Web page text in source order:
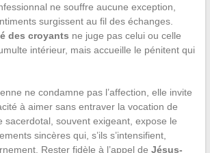
ne souffre aucune exception,
surgissent au fil des échanges.
des croyants ne juge pas celui ou celle
intérieur, mais accueille le pénitent qui
ne condamne pas l’affection, elle invite
à aimer sans entraver la vocation de
sacerdotal, souvent exigeant, expose le
sincères qui, s’ils s’intensifient,
Rester fidèle à l’appel de Jésus-